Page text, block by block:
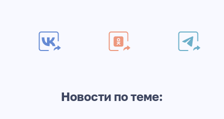
Новости по теме: